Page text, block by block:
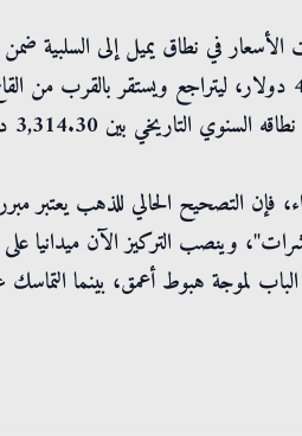
في نطاق يميل إلى السلبية ضمن
بين 3,314.30 دولار و 5,626.80 دولار.
لموجة هبوط أعمق، بينما